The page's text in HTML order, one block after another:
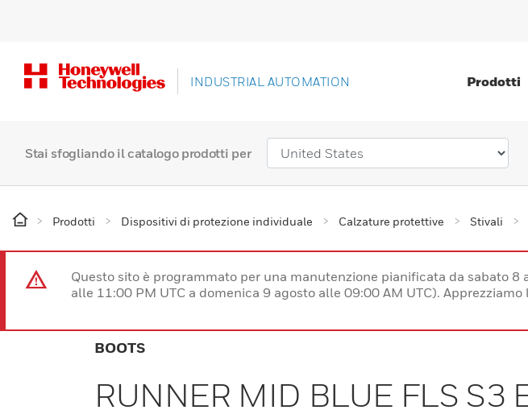
INDUSTRIAL AUTOMATION Prodotti
Stai sfogliando il catalogo prodotti per
Prodotti Dispositivi di protezione individuale Calzature protettive Stivali
Questo sito è programmato per una manutenzione pianificata da sabato
alle 11:00 PM UTC a domenica 9 agosto alle 09:00 AM UTC).
BOOTS
RUNNER MID BLUE FLS S3